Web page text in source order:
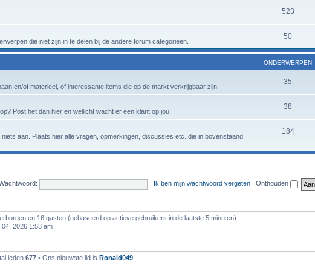
523
die niet zijn in te delen bij de andere forum categorieën.
50
ONDERWERPEN
en/of materieel, of interessante items die op de markt verkrijgbaar zijn.
35
Post het dan hier en wellicht wacht er een klant op jou.
38
aan. Plaats hier alle vragen, opmerkingen, discussies etc. die in bovenstaand
184
Ik ben mijn wachtwoord vergeten Onthouden
en 16 gasten (gebaseerd op actieve gebruikers in de laatste 5 minuten)
04, 2026 1:53 am
leden 677 • Ons nieuwste lid is Ronald049